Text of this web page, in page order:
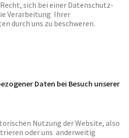
sich bei einer Datenschutz-
Verarbeitung Ihrer
durch uns zu beschweren.
Daten bei Besuch unserer
Nutzung der Website, also
oder uns anderweitig